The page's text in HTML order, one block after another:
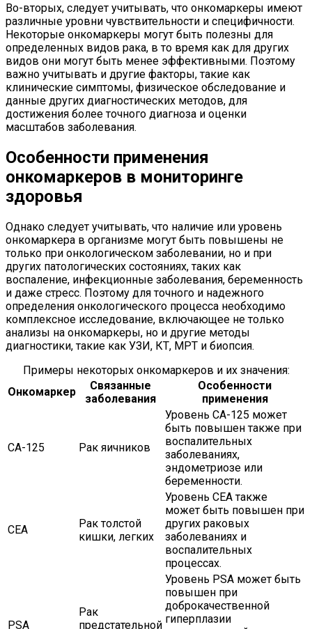
Во-вторых, следует учитывать, что онкомаркеры имеют
различные уровни чувствительности и специфичности.
Некоторые онкомаркеры могут быть полезны для
определенных видов рака, в то время как для других
видов они могут быть менее эффективными. Поэтому
важно учитывать и другие факторы, такие как
клинические симптомы, физическое обследование и
данные других диагностических методов, для
достижения более точного диагноза и оценки
масштабов заболевания.
Особенности применения
онкомаркеров в мониторинге
здоровья
Однако следует учитывать, что наличие или уровень
онкомаркера в организме могут быть повышены не
только при онкологическом заболевании, но и при
других патологических состояниях, таких как
воспаление, инфекционные заболевания, беременность
и даже стресс. Поэтому для точного и надежного
определения онкологического процесса необходимо
комплексное исследование, включающее не только
анализы на онкомаркеры, но и другие методы
диагностики, такие как УЗИ, КТ, МРТ и биопсия.
Примеры некоторых онкомаркеров и их значения:
Онкомаркер
Связанные
заболевания
Особенности
применения
CA-125 Рак яичников
Уровень CA-125 может
быть повышен также при
воспалительных
заболеваниях,
эндометриозе или
беременности.
CEA
Рак толстой
кишки, легких
Уровень CEA также
может быть повышен при
других раковых
заболеваниях и
воспалительных
процессах.
PSA
Рак
предстательной
Уровень PSA может быть
повышен при
доброкачественной
гиперплазии